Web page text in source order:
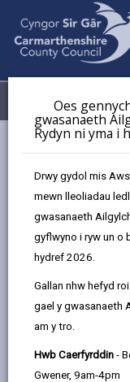
Oes
gwasanaeth
Rydyn ni yma i
Drwy gydol mis
mewn lleoliadau
gwasanaeth
gyflwyno i ryw un o
hydref 2026.
Gallan nhw hefyd
gael y gwasanaeth
am y tro.
Hwb Caerfyrddin -
Gwener, 9am-4pm
Dewislen
Strategaeth Hybu’r
Amcan 4:
Yn yr adran
Davies